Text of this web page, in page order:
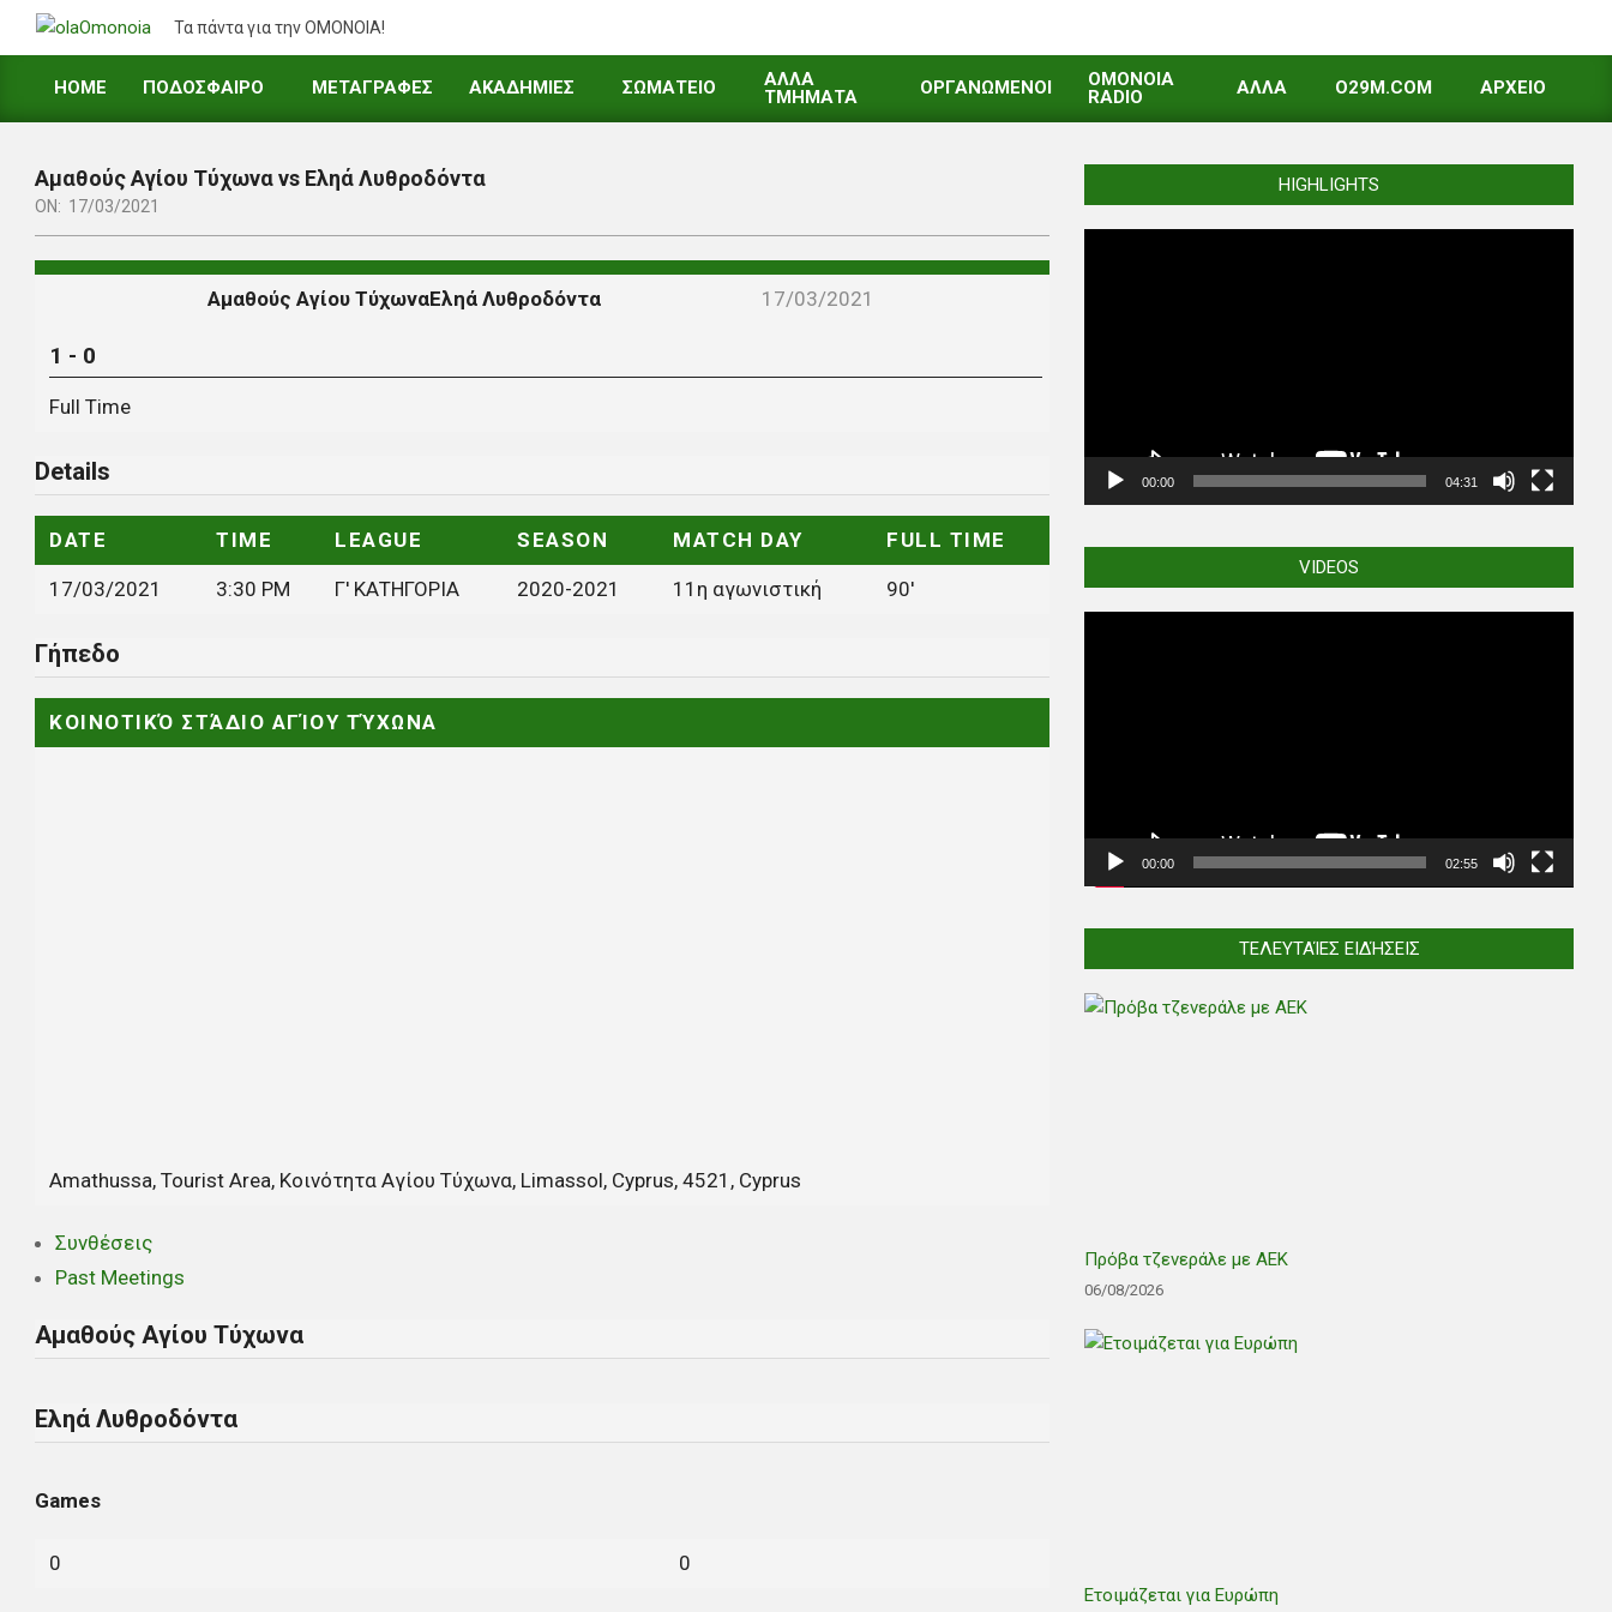
Τα πάντα για την ΟΜΟΝΟΙΑ!
HOME ΠΟΔΟΣΦΑΙΡΟ ΜΕΤΑΓΡΑΦΕΣ ΑΚΑΔΗΜΙΕΣ ΣΩΜΑΤΕΙΟ
ΑΛΛΑ
ΤΜΗΜΑΤΑ
ΟΡΓΑΝΩΜΕΝΟΙ
OMONOIA
RADIO
ΑΛΛΑ O29M.COM ΑΡΧΕΙΟ
Αμαθούς Αγίου Τύχωνα vs Εληά Λυθροδόντα
ON: 17/03/2021
Αμαθούς Αγίου ΤύχωναΕληά Λυθροδόντα 17/03/2021
1 - 0
Full Time
Details
DATE TIME LEAGUE SEASON MATCH DAY FULL TIME
17/03/2021 3:30 PM Γ' ΚΑΤΗΓΟΡΙΑ 2020-2021 11η αγωνιστική 90'
Γήπεδο
ΚΟΙΝΟΤΙΚΌ ΣΤΆΔΙΟ ΑΓΊΟΥ ΤΎΧΩΝΑ
Amathussa, Tourist Area, Κοινότητα Αγίου Τύχωνα, Limassol, Cyprus, 4521, Cyprus
Συνθέσεις
Past Meetings
Αμαθούς Αγίου Τύχωνα
Εληά Λυθροδόντα
Games
0 0
HIGHLIGHTS
00:00 04:31
VIDEOS
00:00 02:55
ΤΕΛΕΥΤΑΊΕΣ ΕΙΔΉΣΕΙΣ
Πρόβα τζενεράλε με ΑΕΚ
06/08/2026
Ετοιμάζεται για Ευρώπη